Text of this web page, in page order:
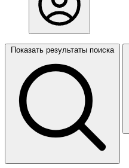
Показать результаты поиска